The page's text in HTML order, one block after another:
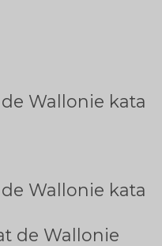
Wallonie kata
Wallonie kata
de Wallonie